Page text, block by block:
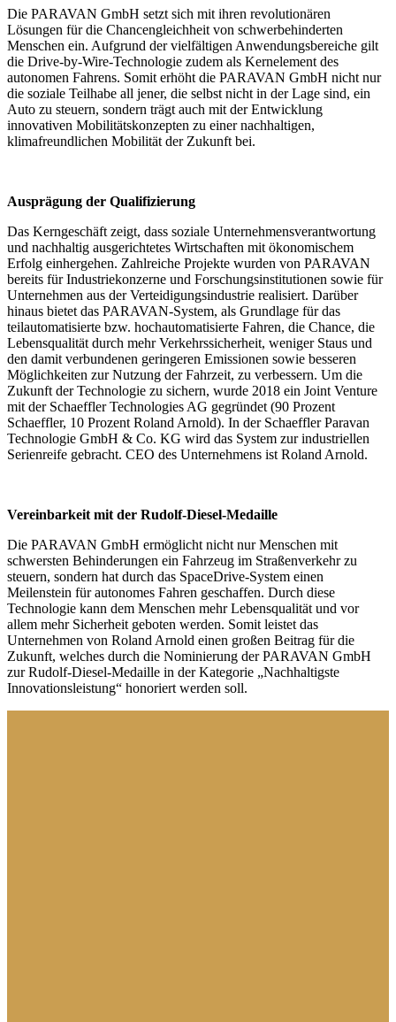
Die PARAVAN GmbH setzt sich mit ihren revolutionären
Lösungen für die Chancengleichheit von schwerbehinderten
Menschen ein. Aufgrund der vielfältigen Anwendungsbereiche gilt
die Drive-by-Wire-Technologie zudem als Kernelement des
autonomen Fahrens. Somit erhöht die PARAVAN GmbH nicht nur
die soziale Teilhabe all jener, die selbst nicht in der Lage sind, ein
Auto zu steuern, sondern trägt auch mit der Entwicklung
innovativen Mobilitätskonzepten zu einer nachhaltigen,
klimafreundlichen Mobilität der Zukunft bei.
Ausprägung der Qualifizierung
Das Kerngeschäft zeigt, dass soziale Unternehmensverantwortung
und nachhaltig ausgerichtetes Wirtschaften mit ökonomischem
Erfolg einhergehen. Zahlreiche Projekte wurden von PARAVAN
bereits für Industriekonzerne und Forschungsinstitutionen sowie für
Unternehmen aus der Verteidigungsindustrie realisiert. Darüber
hinaus bietet das PARAVAN-System, als Grundlage für das
teilautomatisierte bzw. hochautomatisierte Fahren, die Chance, die
Lebensqualität durch mehr Verkehrssicherheit, weniger Staus und
den damit verbundenen geringeren Emissionen sowie besseren
Möglichkeiten zur Nutzung der Fahrzeit, zu verbessern. Um die
Zukunft der Technologie zu sichern, wurde 2018 ein Joint Venture
mit der Schaeffler Technologies AG gegründet (90 Prozent
Schaeffler, 10 Prozent Roland Arnold). In der Schaeffler Paravan
Technologie GmbH & Co. KG wird das System zur industriellen
Serienreife gebracht. CEO des Unternehmens ist Roland Arnold.
Vereinbarkeit mit der Rudolf-Diesel-Medaille
Die PARAVAN GmbH ermöglicht nicht nur Menschen mit
schwersten Behinderungen ein Fahrzeug im Straßenverkehr zu
steuern, sondern hat durch das SpaceDrive-System einen
Meilenstein für autonomes Fahren geschaffen. Durch diese
Technologie kann dem Menschen mehr Lebensqualität und vor
allem mehr Sicherheit geboten werden. Somit leistet das
Unternehmen von Roland Arnold einen großen Beitrag für die
Zukunft, welches durch die Nominierung der PARAVAN GmbH
zur Rudolf-Diesel-Medaille in der Kategorie „Nachhaltigste
Innovationsleistung“ honoriert werden soll.